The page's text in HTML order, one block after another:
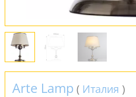
Arte Lamp ( Италия )